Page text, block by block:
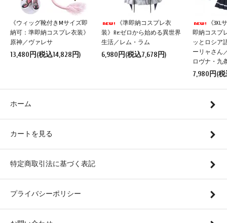
《ウィッグ靴付きMサイズ即
納可：準即納コスプレ衣装》
原神／ヴァレサ
13,480円(税込14,828円)
《準即納コスプレ衣
装》Re:ゼロから始める異世界
生活／レム・ラム
6,980円(税込7,678円)
《
即納コスプ
ッとロシア
ーリャさん
ロヴナ・九
7,980円(
ホーム
カートを見る
特定商取引法に基づく表記
プライバシーポリシー